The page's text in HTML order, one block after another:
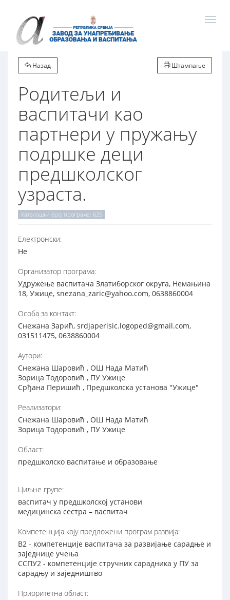
Назад Штампање
Родитељи и
васпитачи као
партнери у пружању
подршке деци
предшколског
узраста.
Каталошки број програма: 625
Електронски:
Не
Организатор програма:
Удружење васпитача Златиборског округа, Немањина
18, Ужице, snezana_zaric@yahoo.com, 0638860004
Особа за контакт:
Снежана Зарић, srdjaperisic.logoped@gmail.com,
031511475, 0638860004
Аутори:
Снежана Шаровић , ОШ Нада Матић
Зорица Тодоровић , ПУ Ужице
Срђана Перишић , Предшколска установа "Ужице"
Реализатори:
Снежана Шаровић , ОШ Нада Матић
Зорица Тодоровић , ПУ Ужице
Област:
предшколско васпитање и образовање
Циљне групе:
васпитач у предшколској установи
медицинска сестра – васпитач
Компетенција коју предложени програм развија:
В2 - компетенције васпитача за развијање сарадње и
заједнице учења
ССПУ2 - компетенције стручних сарадника у ПУ за
сарадњу и заједништво
Приоритетна област: